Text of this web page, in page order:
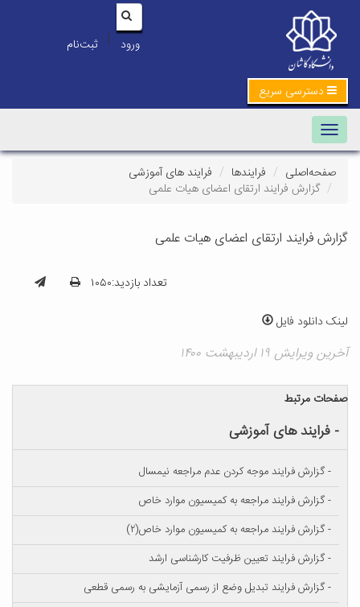
ورود | ثبت‌نام
دسترسی سریع
Toggle navigation
صفحه‌اصلی فرایندها
فرایند های آموزشی
گزارش فرایند ارتقای اعضای هیات علمی
گزارش فرایند ارتقای اعضای هیات علمی
تعداد بازدید:۱۰۵۰
لینک دانلود فایل
آخرین ویرایش ۱۹ اردیبهشت ۱۴۰۰
صفحات مرتبط
- فرایند های آموزشی
- گزارش فرایند موجه کردن عدم مراجعه نیمسال
- گزارش فرایند مراجعه به کمیسیون موارد خاص
- گزارش فرایند مراجعه به کمیسیون موارد خاص(۲)
- گزارش فرایند تعیین ظرفیت کارشناسی ارشد
- گزارش فرایند تبدیل وضع از رسمی آزمایشی به رسمی قطعی